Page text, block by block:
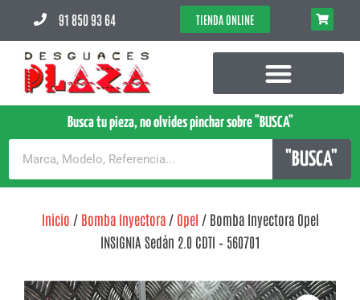
91 850 93 64 TIENDA ONLINE
Busca tu pieza, no olvides pinchar sobre "BUSCA"
"BUSCA"
Inicio / Bomba Inyectora/ Opel / Bomba Inyectora Opel
INSIGNIA Sedán 2.0 CDTI – 560701